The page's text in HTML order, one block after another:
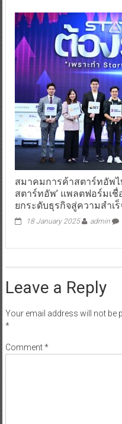
สมาคมการค้าสตาร์ทอัพไ
สตาร์ทอัพ’ แพลตฟอร์มเ
ยกระดับธุรกิจสู่ความสำเ
18 January 2025 admin
Leave a Reply
Your email address will not be
*
Comment*